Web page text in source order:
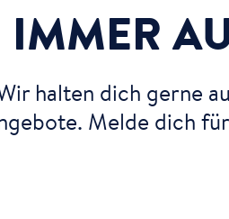
IMMER
halten dich gerne
Melde dich